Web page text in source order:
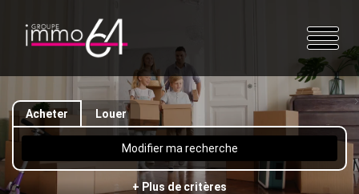
Acheter Louer
Modifier ma recherche
+ Plus de critères